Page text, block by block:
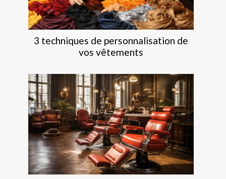
3 techniques de personnalisation de
vos vêtements